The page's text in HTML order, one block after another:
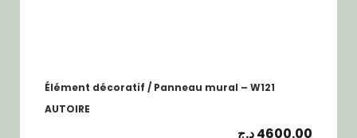
Élément décoratif / Panneau mural – W121
AUTOIRE
4600.00د.ج